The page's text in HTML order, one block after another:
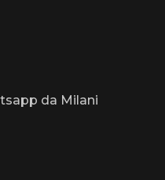
da Milani